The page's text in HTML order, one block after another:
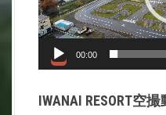
ー
ヤ
00:00
IWANAI RESORT空